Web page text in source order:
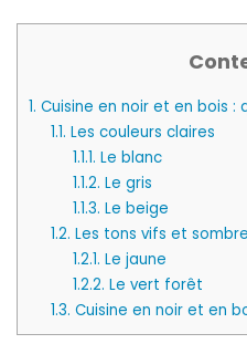
1. Cuisine en noir et en bois :
1.1. Les couleurs claires
1.1.1. Le blanc
1.1.2. Le gris
1.1.3. Le beige
1.2. Les tons vifs et
1.2.1. Le jaune
1.2.2. Le vert forêt
1.3. Cuisine en noir et en